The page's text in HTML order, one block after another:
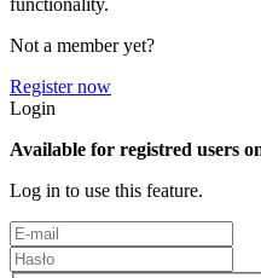
Not a member yet?
Register now
Login
Available for registred users
Log in to use this feature.